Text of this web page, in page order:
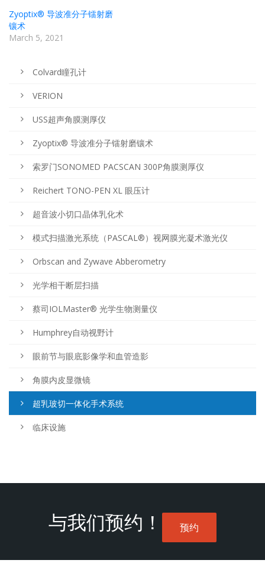
Zyoptix® 导波准分子镭射磨
镶术
March 5, 2021
Colvard瞳孔计
VERION
USS超声角膜测厚仪
Zyoptix® 导波准分子镭射磨镶术
索罗门SONOMED PACSCAN 300P角膜测厚仪
Reichert TONO-PEN XL 眼压计
超音波小切口晶体乳化术
模式扫描激光系统（PASCAL®）视网膜光凝术激光仪
Orbscan and Zywave Abberometry
光学相干断层扫描
蔡司IOLMaster® 光学生物测量仪
Humphrey自动视野计
眼前节与眼底影像学和血管造影
角膜内皮显微镜
超乳玻切一体化手术系统
临床设施
与我们预约！ 预约